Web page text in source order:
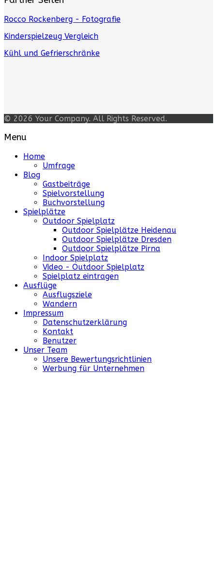
Rocco Rockenberg - Fotografie
Kinderspielzeug Vergleich
Kühl und Gefrierschränke
© 2026 Your Company. All Rights Reserved.
Menu
Home
Umfrage
Blog
Gastbeiträge
Spielvorstellung
Buchvorstellung
Spielplätze
Outdoor Spielplatz
Outdoor Spielplätze Heidenau
Outdoor Spielplätze Dresden
Outdoor Spielplätze Pirna
Indoor Spielplatz
Video - Outdoor Spielplatz
Spielplatz eintragen
Ausflüge
Ausflugsziele
Wandern
Impressum
Datenschutzerklärung
Kontakt
Benutzer
Unser Team
Unsere Bewertungsrichtlinien
Werbung für Unternehmen